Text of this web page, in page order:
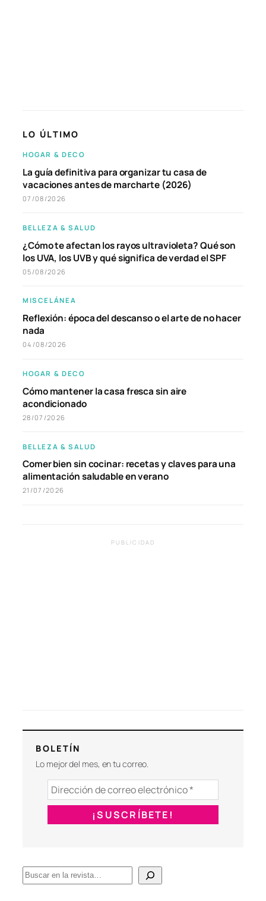
LO ÚLTIMO
HOGAR & DECO
La guía definitiva para organizar tu casa de
vacaciones antes de marcharte (2026)
07/08/2026
BELLEZA & SALUD
¿Cómo te afectan los rayos ultravioleta? Qué son
los UVA, los UVB y qué significa de verdad el SPF
05/08/2026
MISCELÁNEA
Reflexión: época del descanso o el arte de no hacer
nada
04/08/2026
HOGAR & DECO
Cómo mantener la casa fresca sin aire
acondicionado
28/07/2026
BELLEZA & SALUD
Comer bien sin cocinar: recetas y claves para una
alimentación saludable en verano
21/07/2026
PUBLICIDAD
BOLETÍN
Lo mejor del mes, en tu correo.
B
u